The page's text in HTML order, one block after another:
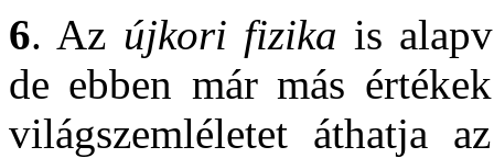
6. Az újkori fizika is
de ebben már más
világszemléletet áthatja